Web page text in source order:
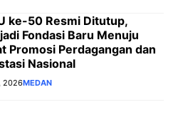
ke-50 Resmi Ditutup,
Fondasi Baru Menuju
Promosi Perdagangan dan
Nasional
2026MEDAN